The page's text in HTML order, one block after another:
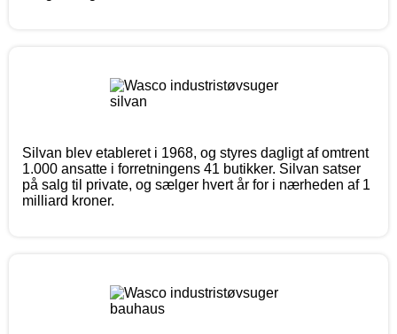
Silvan blev etableret i 1968, og styres dagligt af omtrent
1.000 ansatte i forretningens 41 butikker. Silvan satser
på salg til private, og sælger hvert år for i nærheden af 1
milliard kroner.